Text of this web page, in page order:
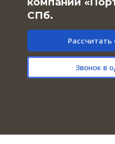
СПб.
Рассчитать
Звонок в